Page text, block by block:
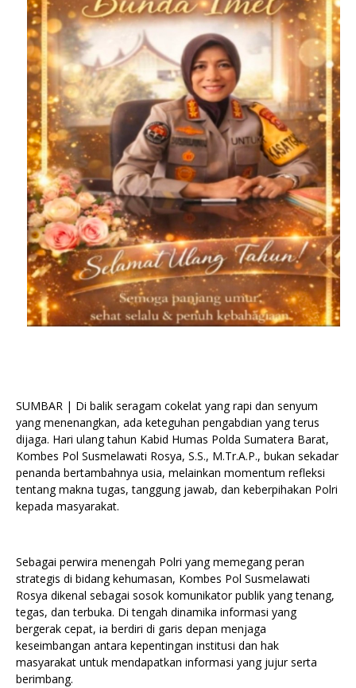
SUMBAR | Di balik seragam cokelat yang rapi dan senyum
yang menenangkan, ada keteguhan pengabdian yang terus
dijaga. Hari ulang tahun Kabid Humas Polda Sumatera Barat,
Kombes Pol Susmelawati Rosya, S.S., M.Tr.A.P., bukan sekadar
penanda bertambahnya usia, melainkan momentum refleksi
tentang makna tugas, tanggung jawab, dan keberpihakan Polri
kepada masyarakat.
Sebagai perwira menengah Polri yang memegang peran
strategis di bidang kehumasan, Kombes Pol Susmelawati
Rosya dikenal sebagai sosok komunikator publik yang tenang,
tegas, dan terbuka. Di tengah dinamika informasi yang
bergerak cepat, ia berdiri di garis depan menjaga
keseimbangan antara kepentingan institusi dan hak
masyarakat untuk mendapatkan informasi yang jujur serta
berimbang.